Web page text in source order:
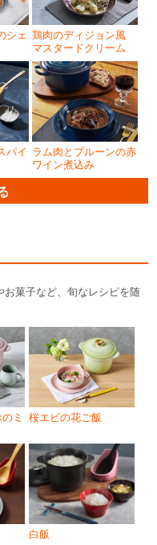
シェ 鶏肉のディジョン風
マスタードクリーム
パイ ラム肉とプルーンの赤
ワイン煮込み
菓子など、旬なレシピを随
ミ 桜エビの花ご飯
白飯